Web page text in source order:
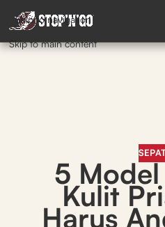
Skip to navigation
Skip to main content
5
Kulit
Harus